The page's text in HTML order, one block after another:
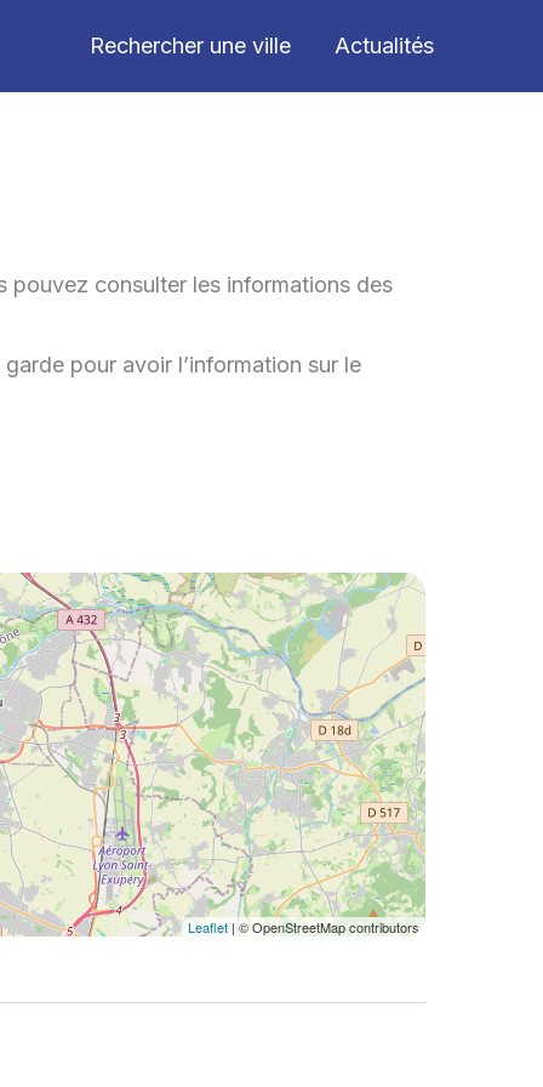
Rechercher une ville Actualités
pouvez consulter les informations des
pour avoir l’information sur le
Leaflet | © OpenStreetMap contributors